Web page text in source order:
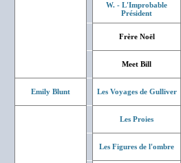
W. - L'Improbable
Président
Frère Noël
Meet Bill
Emily Blunt Les Voyages de Gulliver
Les Proies
Les Figures de l'ombre